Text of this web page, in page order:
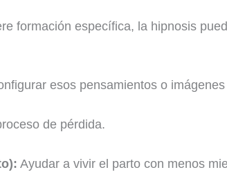
formación específica, la hipnosis
esos pensamientos o
de pérdida.
Ayudar a vivir el parto con menos